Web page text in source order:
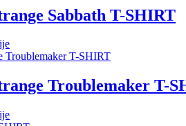
na
stranici
varijanti.
se
mogu
na
stranici
Sabbath T-SHIRT
Ovaj
proizvod
više
varijanti.
se
Troublemaker T-
Ovaj